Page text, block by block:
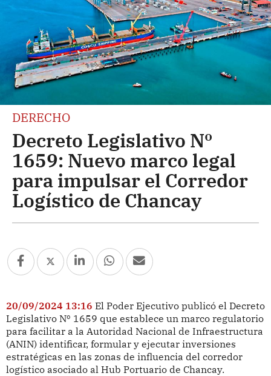
DERECHO
Decreto Legislativo Nº
1659: Nuevo marco legal
para impulsar el Corredor
Logístico de Chancay
20/09/2024 13:16 El Poder Ejecutivo publicó el Decreto
Legislativo Nº 1659 que establece un marco regulatorio
para facilitar a la Autoridad Nacional de Infraestructura
(ANIN) identificar, formular y ejecutar inversiones
estratégicas en las zonas de influencia del corredor
logístico asociado al Hub Portuario de Chancay.